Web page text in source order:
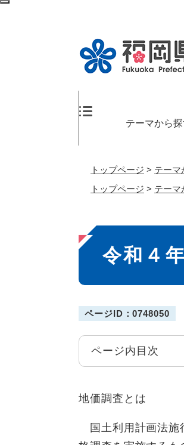
ペ
テーマから
トップページ > テーマ
トップページ > テーマ
本
文
令和４
ページID：0748050
ページ内目次
地価調査とは
国土利用計画法施